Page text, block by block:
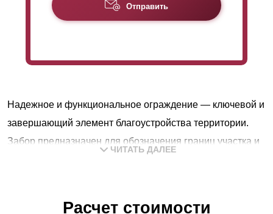
Отправить
Надежное и функциональное ограждение — ключевой и
завершающий элемент благоустройства территории.
Забор предназначен для обозначения границ участка и
ЧИТАТЬ ДАЛЕЕ
Расчет стоимости